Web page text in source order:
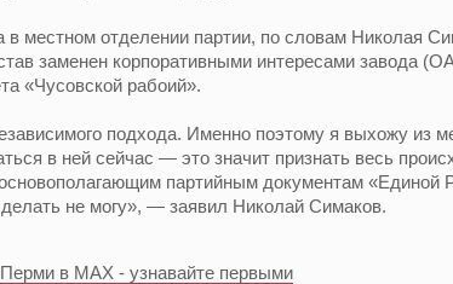
в местном отделении партии, по словам Николая
заменен корпоративными интересами завода
«Чусовской рабоий».
подхода. Именно поэтому я выхожу из
в ней сейчас — это значит признать весь
партийным документам «Единой
не могу», — заявил Николай Симаков.
в MAX - узнавайте первыми